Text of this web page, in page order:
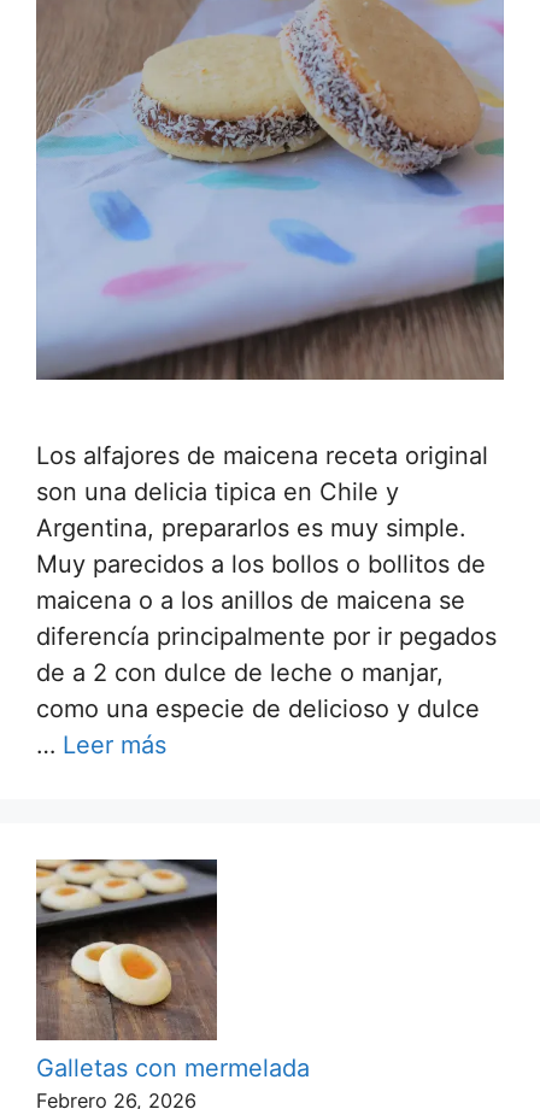
Los alfajores de maicena receta original
son una delicia tipica en Chile y
Argentina, prepararlos es muy simple.
Muy parecidos a los bollos o bollitos de
maicena o a los anillos de maicena se
diferencía principalmente por ir pegados
de a 2 con dulce de leche o manjar,
como una especie de delicioso y dulce
… Leer más
Galletas con mermelada
Febrero 26, 2026